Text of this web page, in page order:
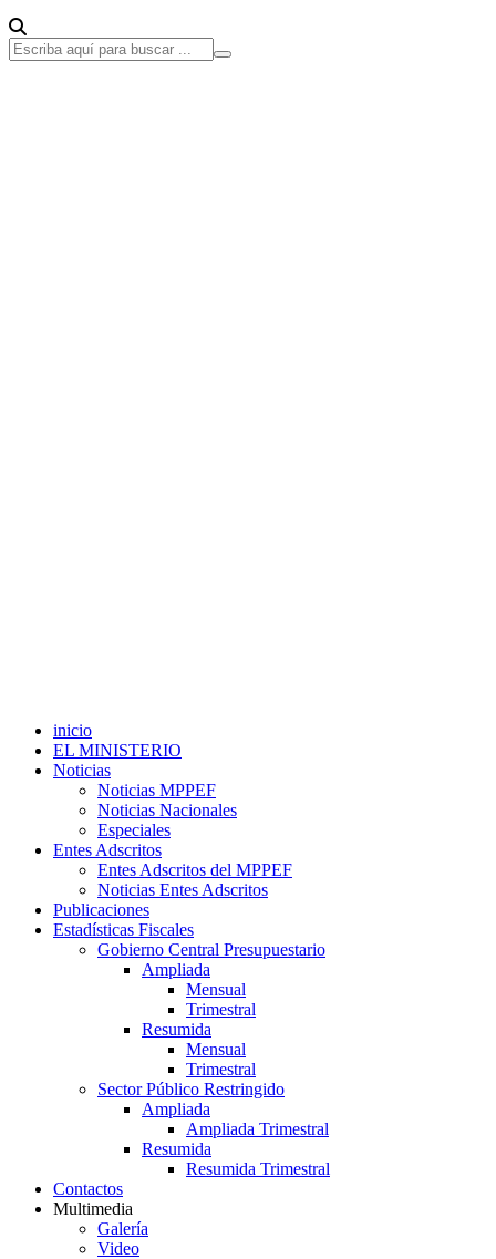
inicio
EL MINISTERIO
Noticias
Noticias MPPEF
Noticias Nacionales
Especiales
Entes Adscritos
Entes Adscritos del MPPEF
Noticias Entes Adscritos
Publicaciones
Estadísticas Fiscales
Gobierno Central Presupuestario
Ampliada
Mensual
Trimestral
Resumida
Mensual
Trimestral
Sector Público Restringido
Ampliada
Ampliada Trimestral
Resumida
Resumida Trimestral
Contactos
Multimedia
Galería
Video